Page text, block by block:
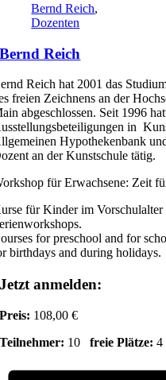
Bernd Reich,
Dozenten
Bernd Reich
Reich hat 2001 das
freien Zeichnens an der
abgeschlossen. Seit 1996
in
Hypothekenbank
an der Kunstschule tätig.
für Erwachsene: Zeit
für Kinder im
for preschool and for
birthdays and during holidays.
Jetzt anmelden:
Preis: 108,00 €
Teilnehmer: 10freie Plätze: 4